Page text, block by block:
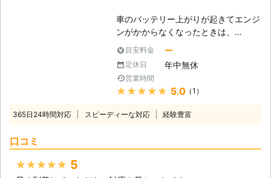
ッテリー上がりの復旧に力添えをさせ
ていただいています。お客様は愛車が
急に動かなくなってしまい、気が動転
していらっしゃると思います。我々は
少しでも早く車を動かせるようにし
て、お客様が元の生活に戻れるように
努めさせていただきますので、気軽に
ご相談くださいませ。
こともあるでしょう。そんなときにバ
ッテリーが上がっても、営業していな
弊社は24時間で対応させていただい
ておりますので、早朝・深夜でも迅速
に対応させていただきます。また365
日営業もしておりますので、お客様に
応できるように準備をしております。
で、安心安全に作業をおこなってほし
い際は、私達までお問い合わせくださ
い。 【関東地方で対応！タイヤのパ
ンク修理もお任せください】 有馬株
式会社は、東京都・埼玉県・千葉県・
神奈川県にて車のバッテリー上がりで
験豊富なスタッフが、正しい手順でそ
す。 バッテリーの交換時期などお車
車のバッテリー上がりが起きてエンジ
ンがかからなくなったときは、
Creative株式会社にご連絡ください。
お客様のもとに出張し、エンジンをか
けるお手伝いをいたしま
す。
<24時間365日車のバッテリー上がり
対応！> Creative株式会社は24時間
目安料金 ー
定休日 年中無休
営業時間
★★★★★ 5.0（1）
365日24時間対応 スピーディーな対応 経験豊富
口コミ
★★★★★ 5